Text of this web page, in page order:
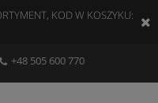
KOD W KOSZYKU:
+48 505 600 770